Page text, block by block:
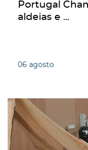
Portugal
aldeias e ...
06 agosto